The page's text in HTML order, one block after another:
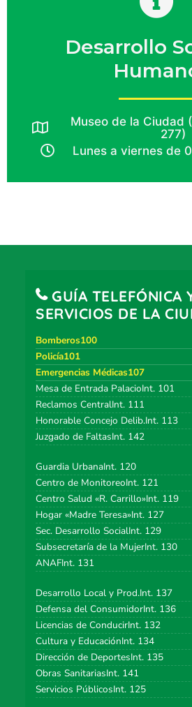
Desarrollo
Museo de la Ciudad
277)
Lunes a viernes de
GUÍA TELEFÓNICA
SERVICIOS DE LA
Bomberos100
Policía101
Emergencias Médicas107
Mesa de Entrada PalacioInt. 101
Reclamos CentralInt. 111
Honorable Concejo Delib.Int. 113
Juzgado de FaltasInt. 142
Guardia UrbanaInt. 120
Centro de MonitoreoInt. 121
Centro Salud «R. Carrillo»Int. 119
Hogar «Madre Teresa»Int. 127
Sec. Desarrollo SocialInt. 129
Subsecretaría de la MujerInt. 130
ANAFInt. 131
Desarrollo Local y Prod.Int. 137
Defensa del ConsumidorInt. 136
Licencias de ConducirInt. 132
Cultura y EducaciónInt. 134
Dirección de DeportesInt. 135
Obras SanitariasInt. 141
Servicios PúblicosInt. 125